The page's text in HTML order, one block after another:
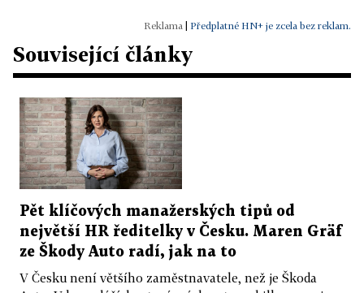
Předplatné HN+ je zcela bez reklam.
Související články
Pět klíčových manažerských tipů od
největší HR ředitelky v Česku. Maren Gräf
ze Škody Auto radí, jak na to
V Česku není většího zaměstnavatele, než je Škoda